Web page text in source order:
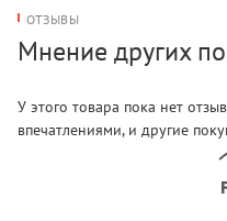
ОТЗЫВЫ
Мнение других
У этого товара пока нет
впечатлениями, и другие